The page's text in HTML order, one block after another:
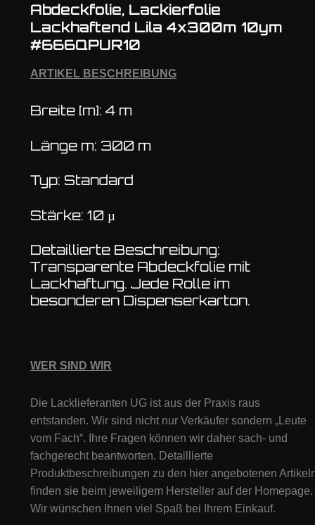
Abdeckfolie, Lackierfolie
Lackhaftend Lila 4x300m 10ym
#666QPUR10
ARTIKEL BESCHREIBUNG
Breite [m]: 4 m
Länge m: 300 m
Typ: Standard
Stärke: 10 µ
Detaillierte Beschreibung:
Transparente Abdeckfolie mit
Lackhaftung. Jede Rolle im
besonderen Dispenserkarton.
WER SIND WIR
Die Lacklieferanten UG ist aus der Praxis raus
entstanden. Wir sind nicht nur Verkäufer sondern „Leute
vom Fach“. Ihre Fragen können wir daher sach- und
fachgerecht beantworten. Detaillierte
Produktbeschreibungen zu den hier angebotenen
finden sie beim jeweiligem Hersteller auf der Homepage.
Wir wünschen Ihnen viel Spaß bei Ihrem Einkauf.